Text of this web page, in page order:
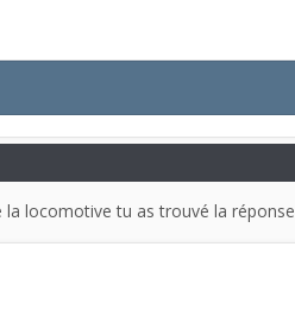
locomotive tu as trouvé la réponse